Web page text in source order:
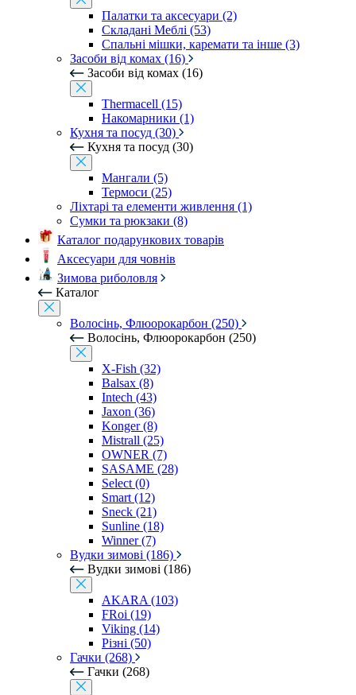
Палатки та аксесуари (2)
Складані Меблі (53)
Спальні мішки, каремати та інше (3)
Засоби від комах (16)
Засоби від комах (16)
Thermacell (15)
Накомарники (1)
Кухня та посуд (30)
Кухня та посуд (30)
Мангали (5)
Термоси (25)
Ліхтарі та елементи живлення (1)
Сумки та рюкзаки (8)
Каталог подарункових товарів
Аксесуари для човнів
Зимова риболовля
Каталог
Волосінь, Флюорокарбон (250)
Волосінь, Флюорокарбон (250)
X-Fish (32)
Balsax (8)
Intech (43)
Jaxon (36)
Konger (8)
Mistrall (25)
OWNER (7)
SASAME (28)
Select (0)
Smart (12)
Sneck (21)
Sunline (18)
Winner (7)
Вудки зимові (186)
Вудки зимові (186)
AKARA (103)
FRoi (19)
Viking (14)
Різні (50)
Гачки (268)
Гачки (268)